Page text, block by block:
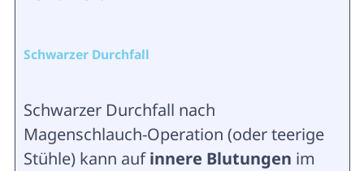
Schwarzer Durchfall
Schwarzer Durchfall nach
Magenschlauch-Operation (oder teerige
Stühle) kann aufinnere Blutungen im